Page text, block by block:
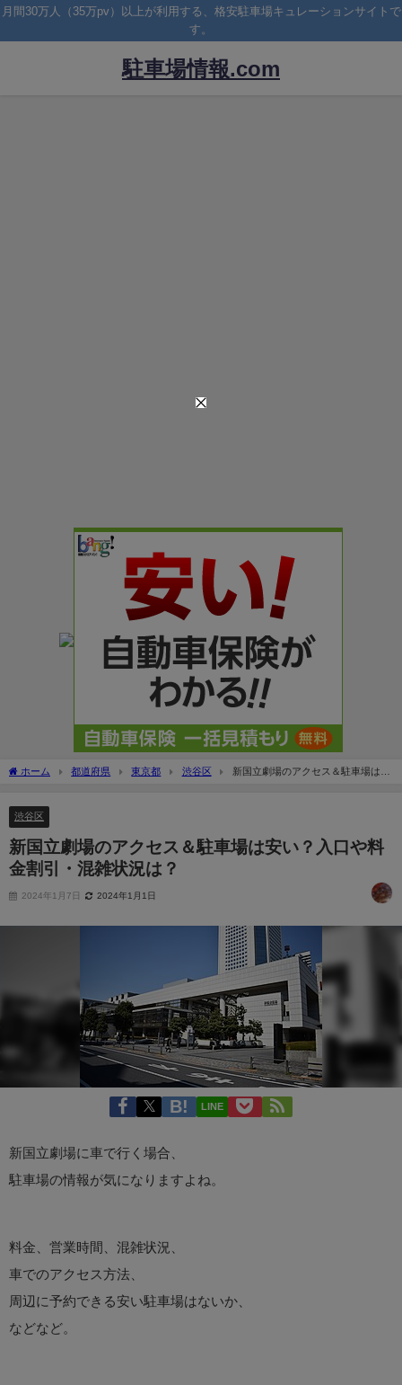
月間30万人（35万pv）以上が利用する、格安駐車場キュレーションサイトで
す。
駐車場情報.com
ホーム 都道府県 東京都 渋谷区
新国立劇場のアクセス＆駐車場は安
渋谷区
新国立劇場のアクセス＆駐車場は安い？入口や料
金割引・混雑状況は？
2024年1月7日 2024年1月1日
LINE
新国立劇場に車で行く場合、
駐車場の情報が気になりますよね。
料金、営業時間、混雑状況、
車でのアクセス方法、
周辺に予約できる安い駐車場はないか、
などなど。